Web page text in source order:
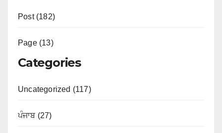
Post (182)
Page (13)
Categories
Uncategorized (117)
ਪੰਜਾਬ (27)